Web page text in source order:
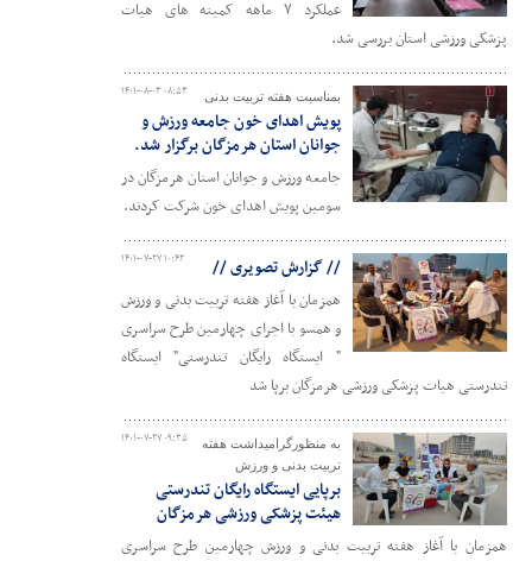
عملکرد ۷ ماهه کمیته های هیات
پزشکی ورزشی استان بررسی شد.
۱۴۰۱-۰۸-۰۳ ۰۸:۵۳ بمناسبت هفته تربیت بدنی
پویش اهدای خون جامعه ورزش و
جوانان استان هرمزگان برگزار شد.
جامعه ورزش و جوانان استان هرمزگان در
سومین پویش اهدای خون شرکت کردند.
۱۴۰۱-۰۷-۲۷ ۱۰:۴۲ // گزارش تصویری //
همزمان با آغاز هفته تربیت بدنی و ورزش
و همسو با اجرای چهارمین طرح سراسری
" ایستگاه رایگان تندرستی" ایستگاه
تندرستی هیات پزشکی ورزشی هرمزگان برپا شد
۱۴۰۱-۰۷-۲۷ ۰۹:۳۵
به منظورگرامیداشت هفته
تربیت بدنی و ورزش
برپایی ایستگاه رایگان تندرستی
هیئت پزشکی ورزشی هرمزگان
همزمان با آغاز هفته تربیت بدنی و ورزش چهارمین طرح سراسری